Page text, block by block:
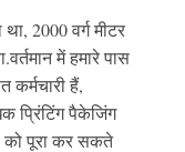
2000 वर्ग मीटर
.वर्तमान में हमारे पास
कर्मचारी हैं,
प्रिंटिंग पैकेजिंग
को पूरा कर सकते